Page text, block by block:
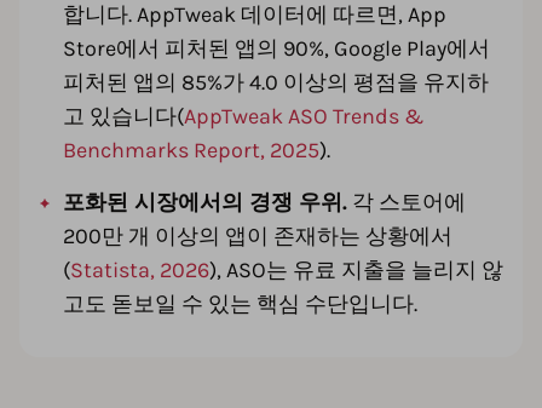
합니다. AppTweak 데이터에 따르면, App
Store에서 피처된 앱의 90%, Google Play에서
피처된 앱의 85%가 4.0 이상의 평점을 유지하
고 있습니다(AppTweak ASO Trends &
Benchmarks Report, 2025).
포화된 시장에서의 경쟁 우위. 각 스토어에
200만 개 이상의 앱이 존재하는 상황에서
(Statista, 2026), ASO는 유료 지출을 늘리지 않
고도 돋보일 수 있는 핵심 수단입니다.